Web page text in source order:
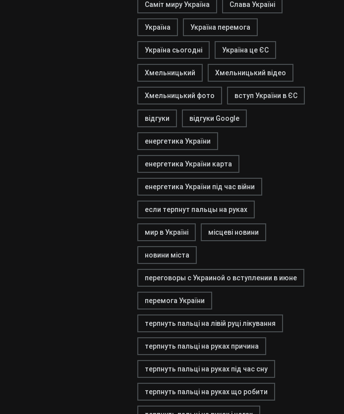
Саміт миру Україна Слава Україні
Україна Україна перемога
Україна сьогодні Україна це ЄС
Хмельницький Хмельницький відео
Хмельницький фото вступ України в ЄС
відгуки відгуки Google
енергетика України
енергетика України карта
енергетика України під час війни
если терпнут пальцы на руках
мир в Україні місцеві новини
новини міста
переговоры с Украиной о вступлении в июне
перемога України
терпнуть пальці на лівій руці лікування
терпнуть пальці на руках причина
терпнуть пальці на руках під час сну
терпнуть пальці на руках що робити